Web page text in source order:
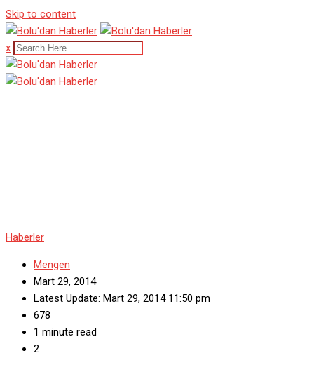
Skip to content
x
Haberler
Mengen
Mart 29, 2014
Latest Update: Mart 29, 2014 11:50 pm
678
1 minute read
2